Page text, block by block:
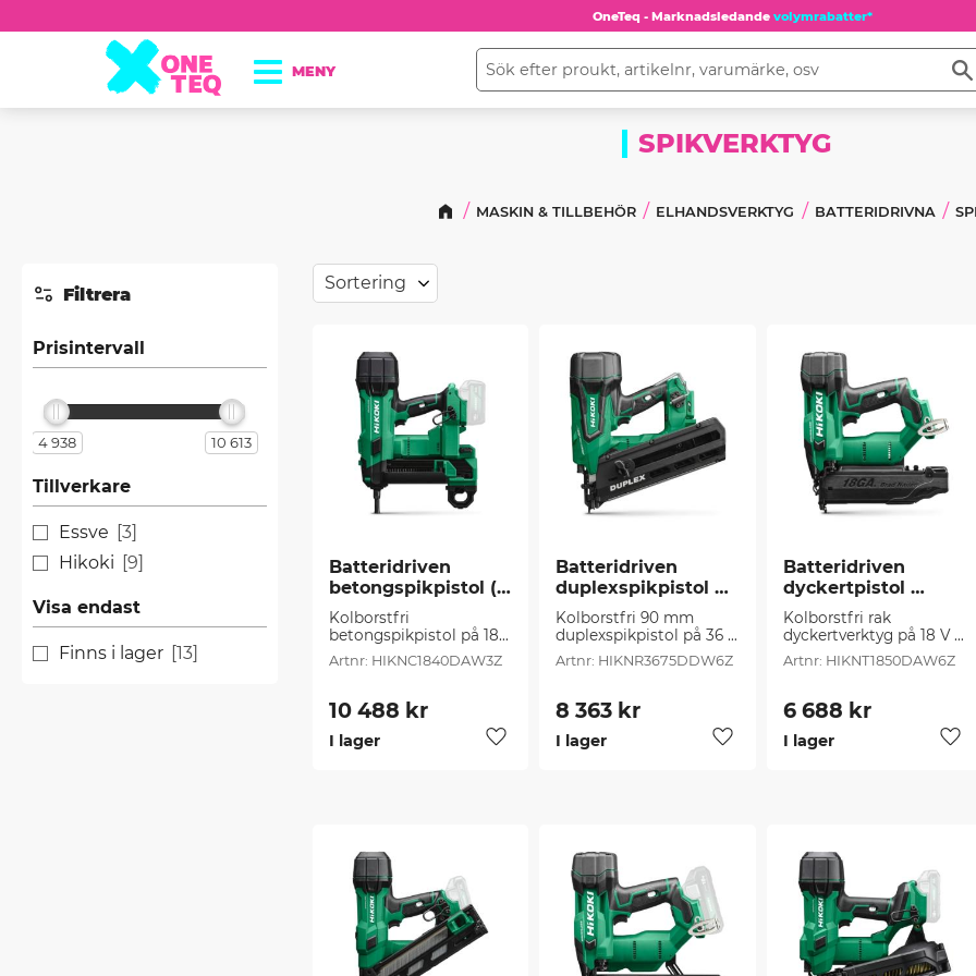
OneTeq - Marknadsledande volymrabatter*
SPIKVERKTYG
MASKIN & TILLBEHÖR ELHANDSVERKTYG BATTERIDRIVNA
Filtrera
Prisintervall
4 938 10 613
Tillverkare
Essve
3
Hikoki
9
Visa endast
Finns i lager 13
Batteridriven
betongspikpistol (1
st/frp)
Kolborstfri
betongspikpistol på 18
V för användning på
betong med spik upp
HIKNC1840DAW3Z
10 488 kr
Lägg till i favoriter
I lager
Batteridriven
duplexspikpistol
HIKOKI (1 st/frp)
Kolborstfri 90 mm
duplexspikpistol på 36
V för duplexspikar på 21°
HIKNR3675DDW6Z
8 363 kr
Lägg till i favoriter
I lager
Batteridriven
dyckertpistol
HIKOKI (1 st/frp)
Kolborstfri rak
dyckertverktyg på 18 V
för dyckert på 18
gauge/1,0 x 1,25 mm
HIKNT1850DAW6Z
6 688 kr
I lager